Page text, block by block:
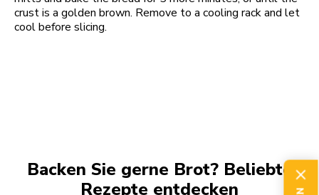
crust is a golden brown. Remove to a cooling rack and let
cool before slicing.
Backen Sie gerne Brot? Beliebte
Rezepte entdecken